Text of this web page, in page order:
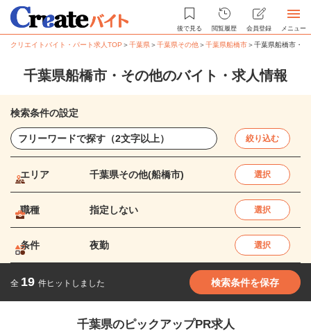
後で見る 閲覧履歴 会員登録 メニュー
クリエイトバイト・パート求人TOP ＞千葉県＞千葉県その他＞千葉県船橋市＞千葉県船橋市・
千葉県船橋市・その他のバイト・求人情報
検索条件の設定
絞り込む
エリア 千葉県その他(船橋市) 選択
職種 指定しない 選択
条件 夜勤 選択
全 19 件ヒットしました 検索条件を保存
千葉県のピックアップPR求人